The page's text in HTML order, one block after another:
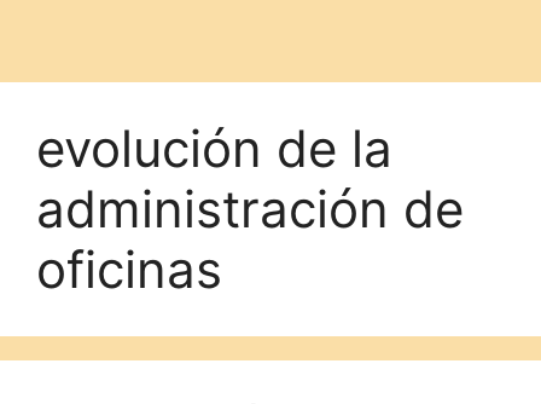
evolución de la
administración de
oficinas